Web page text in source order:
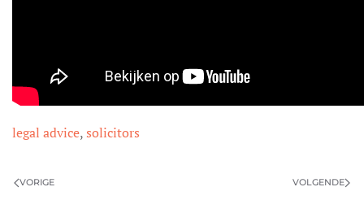
legal advice,solicitors
VORIGE VOLGENDE